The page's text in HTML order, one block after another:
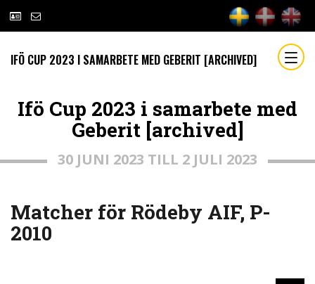
IFÖ CUP 2023 I SAMARBETE MED GEBERIT [ARCHIVED]
Ifö Cup 2023 i samarbete med
Geberit [archived]
30 JUNI 2023 TILL 2 JULI 2023
Matcher för Rödeby AIF, P-
2010